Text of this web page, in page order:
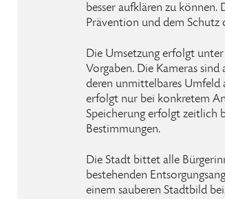
besser aufklären zu
Prävention und dem
Die Umsetzung erfolgt
Vorgaben. Die Kameras
deren unmittelbares Umfeld
erfolgt nur bei konkretem
Speicherung erfolgt zeitlich
Bestimmungen.
Die Stadt bittet alle
bestehenden
einem sauberen Stadtbild